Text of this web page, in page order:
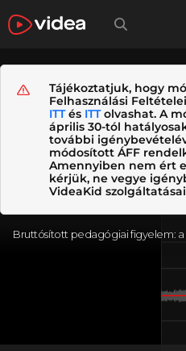
Tájékoztatjuk, hogy
Felhasználási
ITTés ITTolvashat. A
április 30-tól
további
módosított ÁFF
Amennyiben nem ért
kérjük, ne vegye
VideaKid